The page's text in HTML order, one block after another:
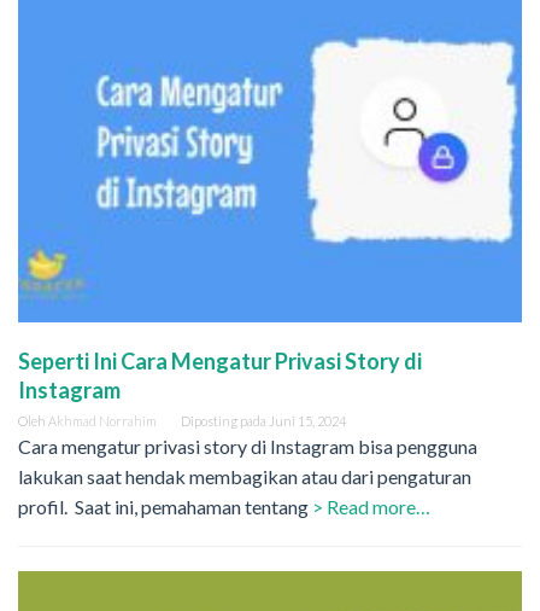
Seperti Ini Cara Mengatur Privasi Story di
Instagram
Oleh Akhmad Norrahim Diposting pada Juni 15, 2024
Cara mengatur privasi story di Instagram bisa pengguna
lakukan saat hendak membagikan atau dari pengaturan
profil. Saat ini, pemahaman tentang > Read more…